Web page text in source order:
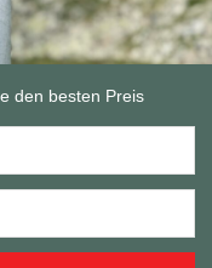
den besten Preis